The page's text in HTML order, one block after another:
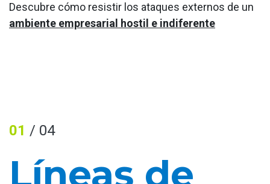
Descubre cómo resistir los ataques externos de un
ambiente empresarial hostil e indiferente
01 / 04
Líneas de